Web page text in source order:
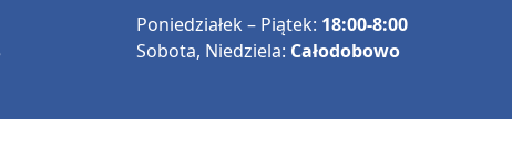
Poniedziałek – Piątek: 18:00-8:00
Sobota, Niedziela: Całodobowo